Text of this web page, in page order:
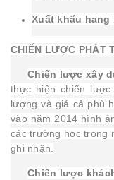
Xuất khẩu hang
CHIẾN LƯỢC PHÁT
Chiến lược xây
thực hiện chiến
lượng và giá cả phù
vào năm 2014 hình
các trường học trong
ghi nhận.
Chiến lược